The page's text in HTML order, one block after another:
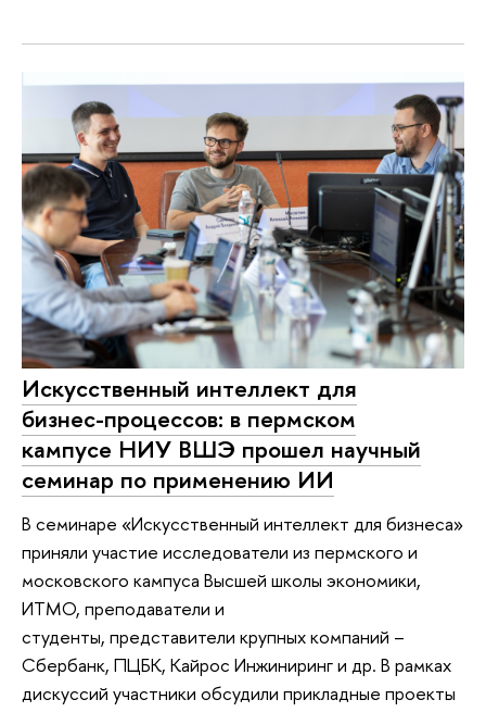
Искусственный интеллект для
бизнес-процессов: в пермском
кампусе НИУ ВШЭ прошел научный
семинар по применению ИИ
В семинаре «Искусственный интеллект для бизнеса»
приняли участие исследователи из пермского и
московского кампуса Высшей школы экономики,
ИТМО, преподаватели и
студенты, представители крупных компаний –
Сбербанк, ПЦБК, Кайрос Инжиниринг и др. В рамках
дискуссий участники обсудили прикладные проекты